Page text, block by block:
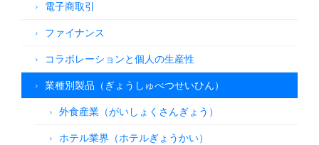
電子商取引
ファイナンス
コラボレーションと個人の生産性
業種別製品（ぎょうしゅべつせいひん）
外食産業（がいしょくさんぎょう）
ホテル業界（ホテルぎょうかい）